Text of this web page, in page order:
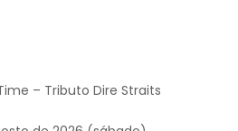
– Tributo Dire Straits